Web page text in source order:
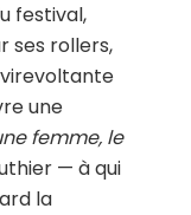
festival,
ses rollers,
une
femme, le
— à qui
la